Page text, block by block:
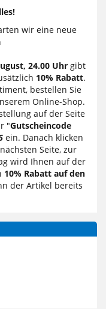
wir eine neue
24.00 Uhr gibt
10% Rabatt.
bestellen Sie
Online-Shop.
auf der Seite
"Gutscheincode
ein. Danach klicken
Seite, zur
wird Ihnen auf der
10% Rabatt auf den
der Artikel bereits